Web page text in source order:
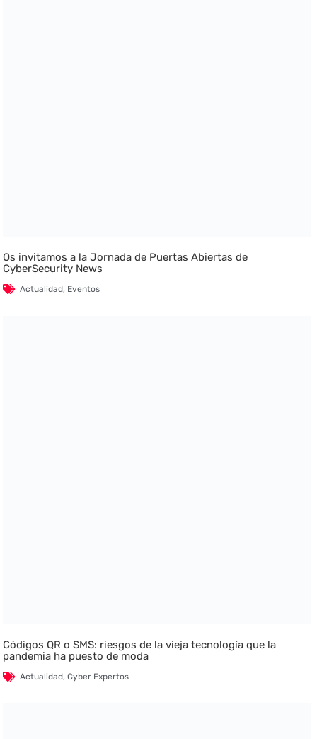
Os invitamos a la Jornada de Puertas Abiertas de
CyberSecurity News
Actualidad, Eventos
Códigos QR o SMS: riesgos de la vieja tecnología que la
pandemia ha puesto de moda
Actualidad,Cyber Expertos